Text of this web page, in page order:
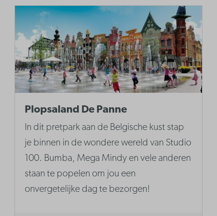
Plopsaland De Panne
In dit pretpark aan de Belgische kust stap
je binnen in de wondere wereld van Studio
100. Bumba, Mega Mindy en vele anderen
staan te popelen om jou een
onvergetelijke dag te bezorgen!